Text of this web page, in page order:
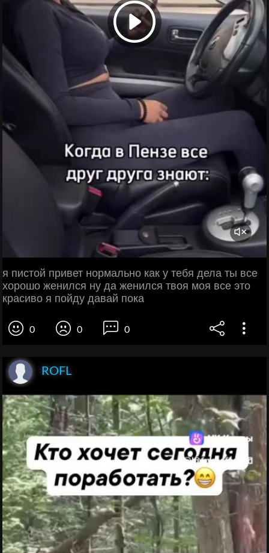
я пистой привет нормально как у тебя дела ты все
хорошо женился ну да женился твоя моя все это
красиво я пойду давай пока
0 0 0
ROFL